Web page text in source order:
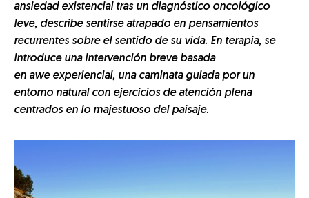
ansiedad existencial tras un diagnóstico oncológico
leve, describe sentirse atrapado en pensamientos
recurrentes sobre el sentido de su vida. En terapia, se
introduce una intervención breve basada
en awe experiencial, una caminata guiada por un
entorno natural con ejercicios de atención plena
centrados en lo majestuoso del paisaje.